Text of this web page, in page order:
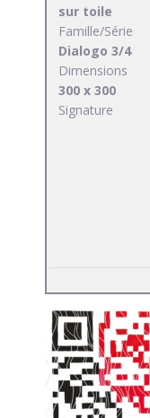
sur toile
Famille/Série
Dialogo 3/4
Dimensions
300 x 300
Signature